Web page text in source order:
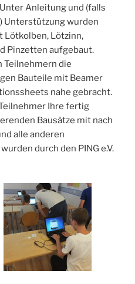
Anleitung und (falls
Unterstützung wurden
Lötkolben, Lötzinn,
Pinzetten aufgebaut.
Teilnehmern die
Bauteile mit Beamer
nahe gebracht.
Ihre fertig
Bausätze mit nach
alle anderen
durch den PING e.V.